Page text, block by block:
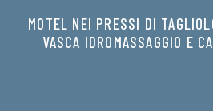
MOTEL NEI PRESSI DI
VASCA IDROMASSAGGIO E